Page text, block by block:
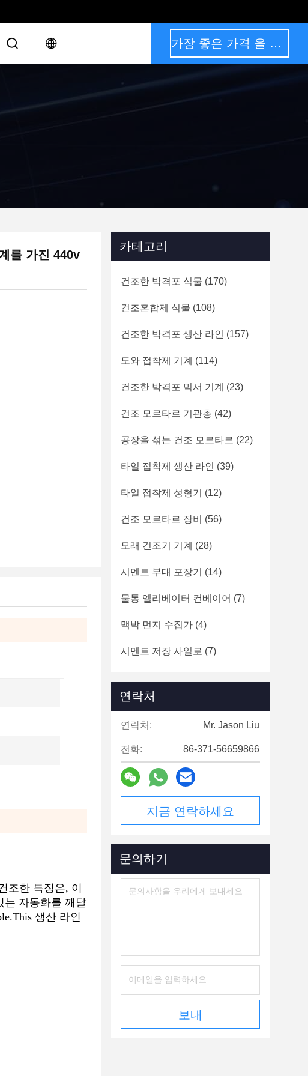
가장 좋은 가격 을 구하라
를 가진 440v
조한 특징은, 이
는 자동화를 깨달
생산 라인
카테고리
건조한 박격포 식물 (170)
건조혼합제 식물 (108)
건조한 박격포 생산 라인 (157)
도와 접착제 기계 (114)
건조한 박격포 믹서 기계 (23)
건조 모르타르 기관총 (42)
공장을 섞는 건조 모르타르 (22)
타일 접착제 생산 라인 (39)
타일 접착제 성형기 (12)
건조 모르타르 장비 (56)
모래 건조기 기계 (28)
시멘트 부대 포장기 (14)
물통 엘리베이터 컨베이어 (7)
맥박 먼지 수집가 (4)
시멘트 저장 사일로 (7)
연락처
연락처: Mr. Jason Liu
전화: 86-371-56659866
지금 연락하세요
문의하기
보내